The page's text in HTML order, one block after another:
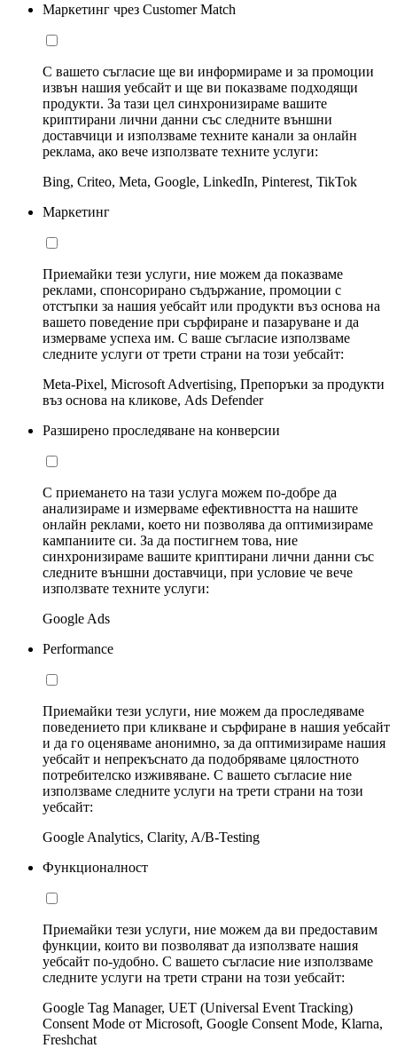
Маркетинг чрез Customer Match
С вашето съгласие ще ви информираме и за промоции
извън нашия уебсайт и ще ви показваме подходящи
продукти. За тази цел синхронизираме вашите
криптирани лични данни със следните външни
доставчици и използваме техните канали за онлайн
реклама, ако вече използвате техните услуги:
Bing, Criteo, Meta, Google, LinkedIn, Pinterest, TikTok
Маркетинг
Приемайки тези услуги, ние можем да показваме
реклами, спонсорирано съдържание, промоции с
отстъпки за нашия уебсайт или продукти въз основа на
вашето поведение при сърфиране и пазаруване и да
измерваме успеха им. С ваше съгласие използваме
следните услуги от трети страни на този уебсайт:
Meta-Pixel, Microsoft Advertising, Препоръки за продукти
въз основа на кликове, Ads Defender
Разширено проследяване на конверсии
С приемането на тази услуга можем по-добре да
анализираме и измерваме ефективността на нашите
онлайн реклами, което ни позволява да оптимизираме
кампаниите си. За да постигнем това, ние
синхронизираме вашите криптирани лични данни със
следните външни доставчици, при условие че вече
използвате техните услуги:
Google Ads
Performance
Приемайки тези услуги, ние можем да проследяваме
поведението при кликване и сърфиране в нашия уебсайт
и да го оценяваме анонимно, за да оптимизираме нашия
уебсайт и непрекъснато да подобряваме цялостното
потребителско изживяване. С вашето съгласие ние
използваме следните услуги на трети страни на този
уебсайт:
Google Analytics, Clarity, A/B-Testing
Функционалност
Приемайки тези услуги, ние можем да ви предоставим
функции, които ви позволяват да използвате нашия
уебсайт по-удобно. С вашето съгласие ние използваме
следните услуги на трети страни на този уебсайт:
Google Tag Manager, UET (Universal Event Tracking)
Consent Mode от Microsoft, Google Consent Mode, Klarna,
Freshchat